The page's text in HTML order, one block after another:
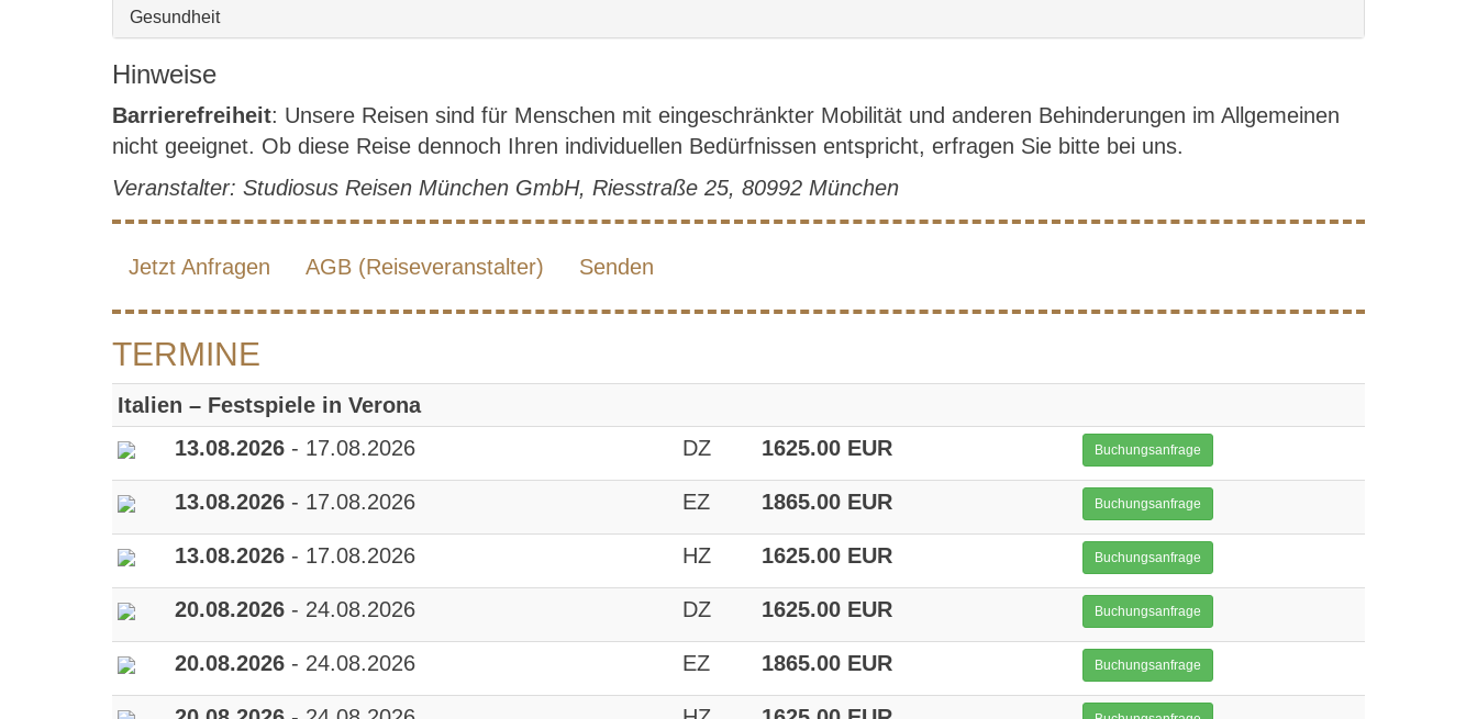
Gesundheit
Hinweise
Barrierefreiheit: Unsere Reisen sind für Menschen mit eingeschränkter Mobilität und anderen Behinderungen im Allgemeinen
nicht geeignet. Ob diese Reise dennoch Ihren individuellen Bedürfnissen entspricht, erfragen Sie bitte bei uns.
Veranstalter: Studiosus Reisen München GmbH, Riesstraße 25, 80992 München
Jetzt Anfragen AGB (Reiseveranstalter) Senden
TERMINE
Italien – Festspiele in Verona
13.08.2026 - 17.08.2026 DZ 1625.00 EUR Buchungsanfrage
13.08.2026 - 17.08.2026 EZ 1865.00 EUR Buchungsanfrage
13.08.2026 - 17.08.2026 HZ 1625.00 EUR Buchungsanfrage
20.08.2026 - 24.08.2026 DZ 1625.00 EUR Buchungsanfrage
20.08.2026 - 24.08.2026 EZ 1865.00 EUR Buchungsanfrage